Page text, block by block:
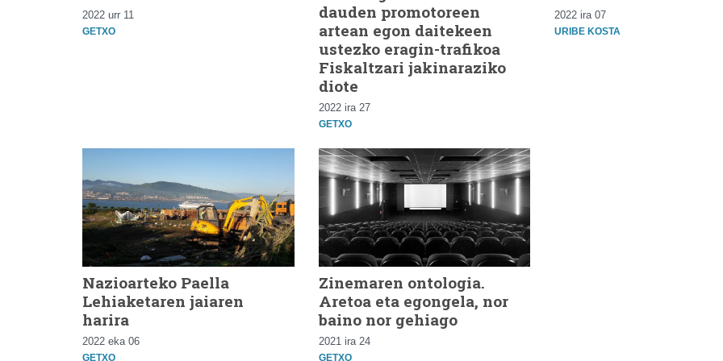
2022 urr 11
GETXO
dauden promotoreen
artean egon daitekeen
ustezko eragin-trafikoa
Fiskaltzari jakinaraziko
diote
2022 ira 27
GETXO
2022 ira 07
URIBE KOSTA
Nazioarteko Paella
Lehiaketaren jaiaren
harira
2022 eka 06
GETXO
Zinemaren ontologia.
Aretoa eta egongela, nor
baino nor gehiago
2021 ira 24
GETXO